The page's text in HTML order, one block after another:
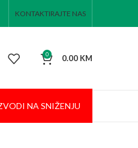
KONTAKTIRAJTE NAS
0 0.00 KM
NA SNIŽENJU